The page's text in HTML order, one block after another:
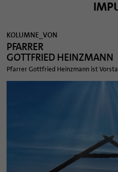
KOLUMNE_VON
PFARRER
GOTTFRIED HEINZMANN
Pfarrer Gottfried Heinzmann ist